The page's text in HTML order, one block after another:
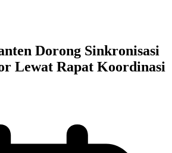
Dorong Sinkronisasi
Lewat Rapat Koordinasi